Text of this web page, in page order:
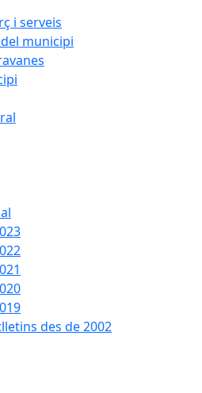
i serveis
municipi
des de 2002